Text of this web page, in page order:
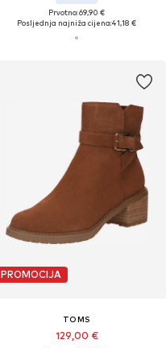
Prvotno: 69,90 €
Posljednja najniža cijena:41,18 €
PROMOCIJA
TOMS
129,00 €